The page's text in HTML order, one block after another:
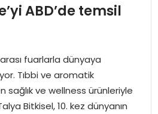
ABD’de temsil
fuarlarla dünyaya
Tıbbi ve aromatik
sağlık ve wellness ürünleriyle
Bitkisel, 10. kez dünyanın